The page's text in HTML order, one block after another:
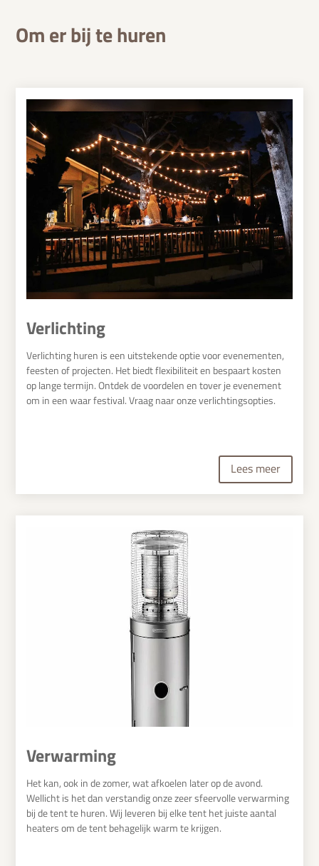
Om er bij te huren
Verlichting
Verlichting huren is een uitstekende optie voor evenementen,
feesten of projecten. Het biedt flexibiliteit en bespaart kosten
op lange termijn. Ontdek de voordelen en tover je evenement
om in een waar festival. Vraag naar onze verlichtingsopties.
Lees meer
Verwarming
Het kan, ook in de zomer, wat afkoelen later op de avond.
Wellicht is het dan verstandig onze zeer sfeervolle verwarming
bij de tent te huren. Wij leveren bij elke tent het juiste aantal
heaters om de tent behagelijk warm te krijgen.